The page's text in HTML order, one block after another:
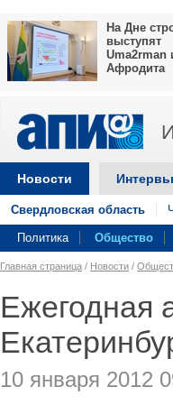
На Дне
выступят
Uma2rman
Афродита
Новости
Свердловская область
Политика Общество
Главная страница / Новости /
Ежегодная
10 января 2012